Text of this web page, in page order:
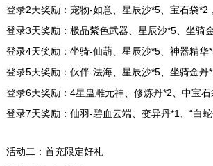
登录2天奖励：宠物-如意、星辰沙*5、宝石袋
登录3天奖励：极品紫色武器、星辰沙*5、坐骑
登录4天奖励：坐骑-仙葫、星辰沙*5、神器精
登录5天奖励：伙伴-法海、星辰沙*5、坐骑金
登录6天奖励：4星蛊雕元神、修炼丹*2、中宝
登录7天奖励：仙羽-碧血云端、变异丹*1、“白
活动二：首充限定好礼